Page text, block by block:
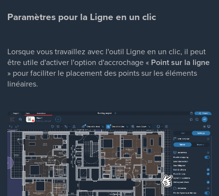
Paramètres pour la Ligne en un clic
Lorsque vous travaillez avec l'outil Ligne en un clic, il peut
être utile d'activer l'option d'accrochage « Point sur la ligne
» pour faciliter le placement des points sur les éléments
linéaires.